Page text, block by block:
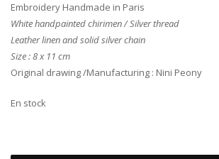
Embroidery Handmade in Paris
White handpainted chirimen / Silver thread
Leather linen and solid silver chain
Size : 8 x 11 cm
Original drawing /Manufacturing : Nini Peony
En stock